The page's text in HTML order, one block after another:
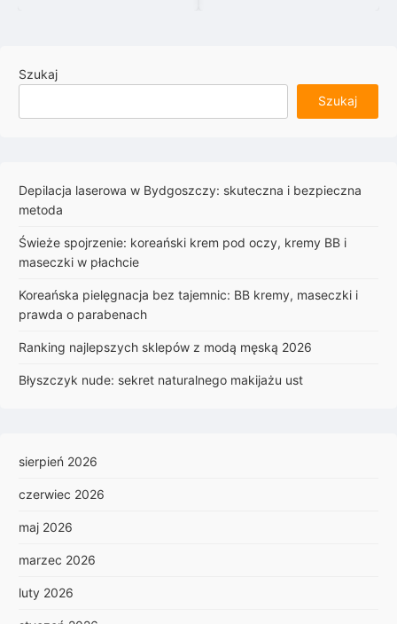
Szukaj
Szukaj
Depilacja laserowa w Bydgoszczy: skuteczna i bezpieczna
metoda
Świeże spojrzenie: koreański krem pod oczy, kremy BB i
maseczki w płachcie
Koreańska pielęgnacja bez tajemnic: BB kremy, maseczki i
prawda o parabenach
Ranking najlepszych sklepów z modą męską 2026
Błyszczyk nude: sekret naturalnego makijażu ust
sierpień 2026
czerwiec 2026
maj 2026
marzec 2026
luty 2026